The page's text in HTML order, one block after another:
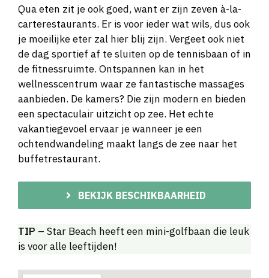
Qua eten zit je ook goed, want er zijn zeven à-la-
carterestaurants. Er is voor ieder wat wils, dus ook
je moeilijke eter zal hier blij zijn. Vergeet ook niet
de dag sportief af te sluiten op de tennisbaan of in
de fitnessruimte. Ontspannen kan in het
wellnesscentrum waar ze fantastische massages
aanbieden. De kamers? Die zijn modern en bieden
een spectaculair uitzicht op zee. Het echte
vakantiegevoel ervaar je wanneer je een
ochtendwandeling maakt langs de zee naar het
buffetrestaurant.
BEKIJK BESCHIKBAARHEID
TIP – Star Beach heeft een mini-golfbaan die leuk
is voor alle leeftijden!